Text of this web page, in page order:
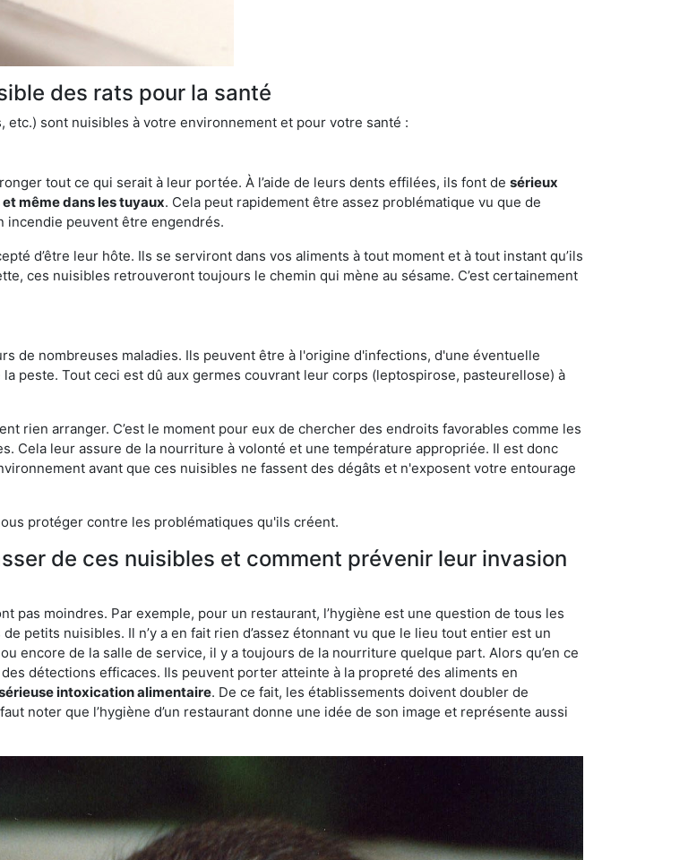
des rats pour la santé
etc.) sont nuisibles à votre environnement et pour votre santé :
tout ce qui serait à leur portée. À l’aide de leurs dents effilées, ils font de sérieux
même dans les tuyaux. Cela peut rapidement être assez problématique vu que de
incendie peuvent être engendrés.
d’être leur hôte. Ils se serviront dans vos aliments à tout moment et à tout instant qu’ils
ces nuisibles retrouveront toujours le chemin qui mène au sésame. C’est certainement
de nombreuses maladies. Ils peuvent être à l'origine d'infections, d'une éventuelle
peste. Tout ceci est dû aux germes couvrant leur corps (leptospirose, pasteurellose) à
rien arranger. C’est le moment pour eux de chercher des endroits favorables comme les
Cela leur assure de la nourriture à volonté et une température appropriée. Il est donc
avant que ces nuisibles ne fassent des dégâts et n'exposent votre entourage
protéger contre les problématiques qu'ils créent.
de ces nuisibles et comment prévenir leur invasion
pas moindres. Par exemple, pour un restaurant, l’hygiène est une question de tous les
petits nuisibles. Il n’y a en fait rien d’assez étonnant vu que le lieu tout entier est un
encore de la salle de service, il y a toujours de la nourriture quelque part. Alors qu’en ce
détections efficaces. Ils peuvent porter atteinte à la propreté des aliments en
intoxication alimentaire. De ce fait, les établissements doivent doubler de
noter que l’hygiène d’un restaurant donne une idée de son image et représente aussi